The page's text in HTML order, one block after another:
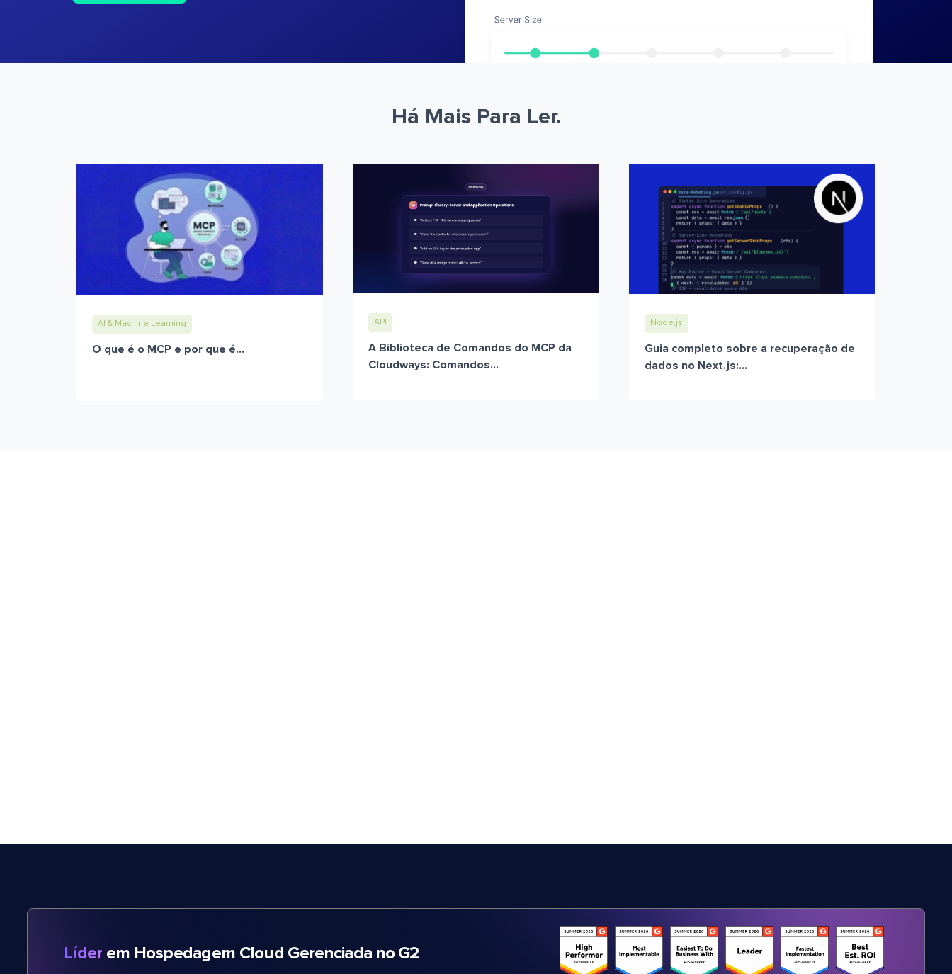
Há Mais Para Ler.
AI & Machine Learning
O que é o MCP e por que é...
API
A Biblioteca de Comandos do MCP da
Cloudways: Comandos...
Node.js
Guia completo sobre a recuperação de
dados no Next.js:...
Líder em Hospedagem Cloud Gerenciada no G2